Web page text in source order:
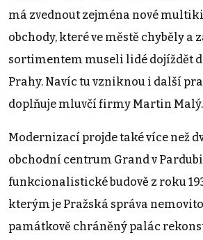
má zvednout zejména nové
obchody, které ve městě chyběly a
sortimentem museli lidé dojíždět
Prahy. Navíc tu vzniknou i další
doplňuje mluvčí firmy Martin Malý.
Modernizací projde také více než
obchodní centrum Grand v
funkcionalistické budově z roku
kterým je Pražská správa
památkově chráněný palác